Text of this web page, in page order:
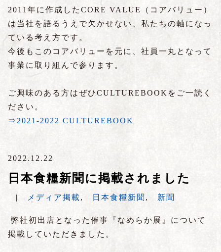
2011年に作成したCORE VALUE（コアバリュー）
は当社を語るうえで欠かせない、私たちの軸になっ
ている考え方です。
今後もこのコアバリューを元に、社員一丸となって
事業に取り組んで参ります。
ご興味のある方はぜひCULTUREBOOKをご一読く
ださい。
⇒2021-2022 CULTUREBOOK
2022.12.22
日本食糧新聞に掲載されました
| メディア掲載, 日本食糧新聞 , 新聞
弊社初出店となった催事『なめらか展』について
掲載していただきました。